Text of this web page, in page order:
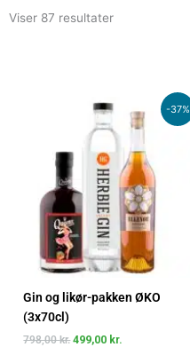
Viser 87 resultater
-37%
Gin og likør-pakken ØKO
(3x70cl)
798,00kr.
oprindelige
pris
798,00 kr..
499,00 kr.
aktuelle
pris
499,00 kr..